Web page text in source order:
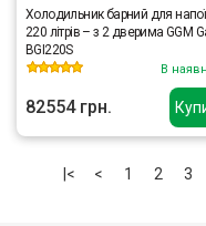
Холодильник барний для
220 літрів – з 2 дверима GGM
BGI220S
В
82554 грн.
|< < 1 2 3